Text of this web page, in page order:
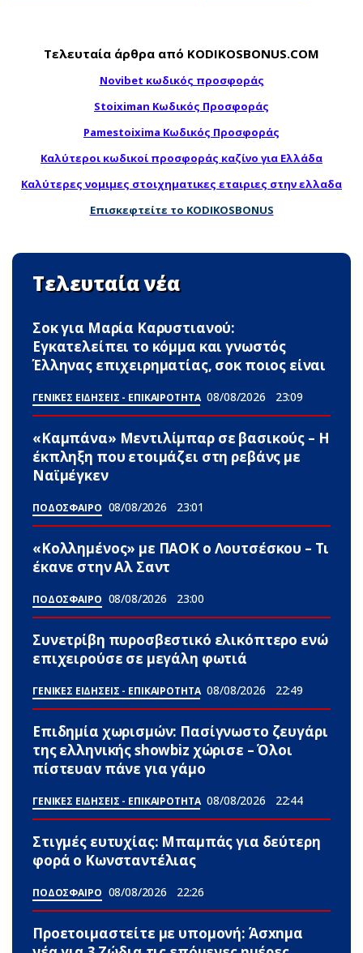
Τελευταία άρθρα από KODIKOSBONUS.COM
Novibet κωδικός προσφοράς
Stoiximan Κωδικός Προσφοράς
Pamestoixima Κωδικός Προσφοράς
Καλύτεροι κωδικοί προσφοράς καζίνο για Ελλάδα
Καλύτερες νομιμες στοιχηματικες εταιριες στην ελλαδα
Επισκεφτείτε το KODIKOSBONUS
Τελευταία νέα
Σoκ για Μαρία Καρυστιανού:
Εγκατελείπει το κόμμα και γνωστός
Έλληνας επιχειρηματίας, σoκ ποιος είναι
ΓΕΝΙΚΕΣ ΕΙΔΗΣΕΙΣ - ΕΠΙΚΑΙΡΟΤΗΤΑ 08/08/2026 23:09
«Καμπάνα» Μεντιλίμπαρ σε βασικούς – Η
έκπληξη που ετοιμάζει στη ρεβάνς με
Ναϊμέγκεν
ΠΟΔΟΣΦΑΙΡΟ 08/08/2026 23:01
«Κολλημένος» με ΠΑΟΚ ο Λουτσέσκου – Τι
έκανε στην Αλ Σαντ
ΠΟΔΟΣΦΑΙΡΟ 08/08/2026 23:00
Συνετρίβη πυροσβεστικό ελικόπτερο ενώ
επιχειρούσε σε μεγάλη φωτιά
ΓΕΝΙΚΕΣ ΕΙΔΗΣΕΙΣ - ΕΠΙΚΑΙΡΟΤΗΤΑ 08/08/2026 22:49
Επιδημία χωρισμών: Πασίγνωστο ζευγάρι
της ελληνικής showbiz χώρισε – Όλοι
πίστευαν πάνε για γάμο
ΓΕΝΙΚΕΣ ΕΙΔΗΣΕΙΣ - ΕΠΙΚΑΙΡΟΤΗΤΑ 08/08/2026 22:44
Στιγμές ευτυχίας: Μπαμπάς για δεύτερη
φορά ο Κωνσταντέλιας
ΠΟΔΟΣΦΑΙΡΟ 08/08/2026 22:26
Προετοιμαστείτε με υπομονή: Άσxnμα